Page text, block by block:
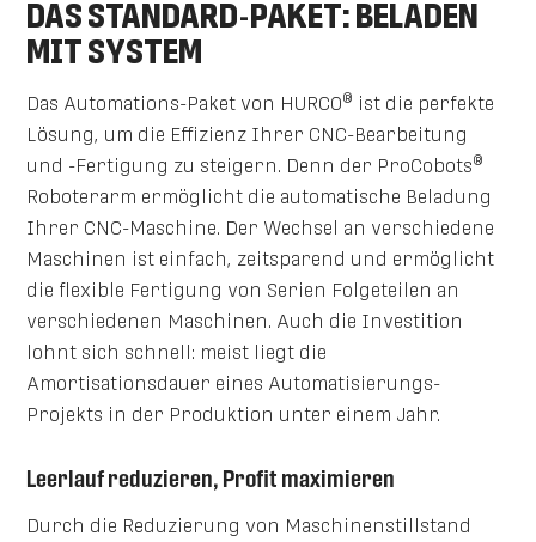
DAS STANDARD-PAKET: BELADEN
MIT SYSTEM
Das Automations-Paket von HURCO® ist die perfekte
Lösung, um die Effizienz Ihrer CNC-Bearbeitung
und -Fertigung zu steigern. Denn der ProCobots®
Roboterarm ermöglicht die automatische Beladung
Ihrer CNC-Maschine. Der Wechsel an verschiedene
Maschinen ist einfach, zeitsparend und ermöglicht
die flexible Fertigung von Serien Folgeteilen an
verschiedenen Maschinen. Auch die Investition
lohnt sich schnell: meist liegt die
Amortisationsdauer eines Automatisierungs-
Projekts in der Produktion unter einem Jahr.
Leerlauf reduzieren, Profit maximieren
Durch die Reduzierung von Maschinenstillstand